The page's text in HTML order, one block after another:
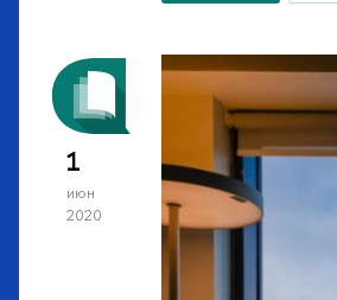
1
июн
2020